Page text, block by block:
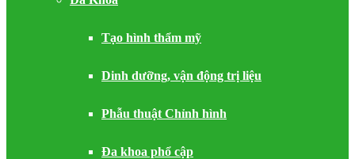
Tạo hình thẩm mỹ
Dinh dưỡng, vận động trị liệu
Phẫu thuật Chỉnh hình
Đa khoa phổ cập